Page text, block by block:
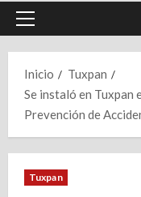
Menú
Inicio
Tuxpan
Se instaló en Tuxpan
Prevención de
Tuxpan